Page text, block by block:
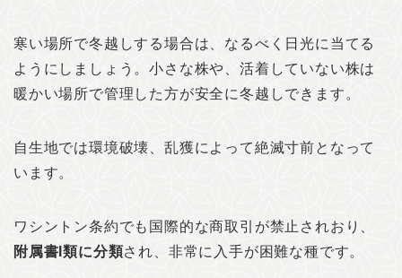
寒い場所で冬越しする場合は、なるべく日光に当てる
ようにしましょう。小さな株や、活着していない株は
暖かい場所で管理した方が安全に冬越しできます。
自生地では環境破壊、乱獲によって絶滅寸前となって
います。
ワシントン条約でも国際的な商取引が禁止されおり、
附属書I類に分類され、非常に入手が困難な種です。